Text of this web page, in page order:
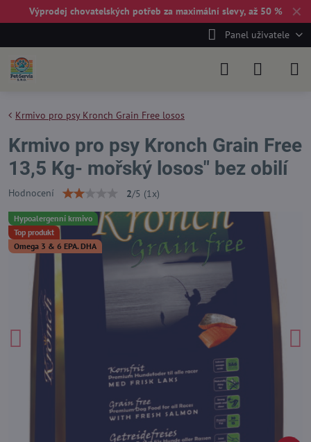
✕
Výprodej chovatelských potřeb za maximální slevy, až 50 %
Panel uživatele
Hypoalergenní krmivo
Top produkt
Omega 3 & 6 EPA. DHA
Krmivo pro psy Kronch Grain Free losos
Krmivo pro psy Kronch Grain Free
13,5 Kg- mořský losos" bez obilí
Hodnocení 2/5 (1 x)